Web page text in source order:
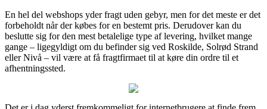
En hel del webshops yder fragt uden gebyr, men for det meste er det
forbeholdt når der købes for en bestemt pris. Derudover kan du
beslutte sig for den mest betalelige type af levering, hvilket mange
gange – ligegyldigt om du befinder sig ved Roskilde, Solrød Strand
eller Nivå – vil være at få fragtfirmaet til at køre din ordre til et
afhentningssted.